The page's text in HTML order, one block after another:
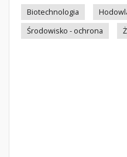
Biotechnologia
Środowisko - ochrona